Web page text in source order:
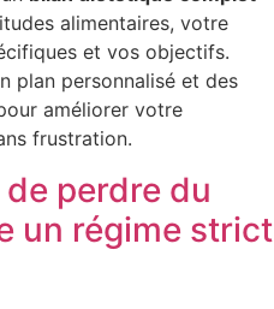
alimentaires, votre
et vos objectifs.
plan personnalisé et des
améliorer votre
frustration.
perdre du
un régime strict